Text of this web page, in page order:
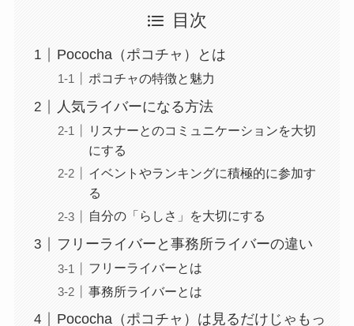
目次
Pococha（ポコチャ）とは
ポコチャの特徴と魅力
人気ライバーになる方法
リスナーとのコミュニケーションを大切
にする
イベントやランキングに積極的に参加す
る
自分の「らしさ」を大切にする
フリーライバーと事務所ライバーの違い
フリーライバーとは
事務所ライバーとは
Pococha（ポコチャ）は見るだけじゃもっ